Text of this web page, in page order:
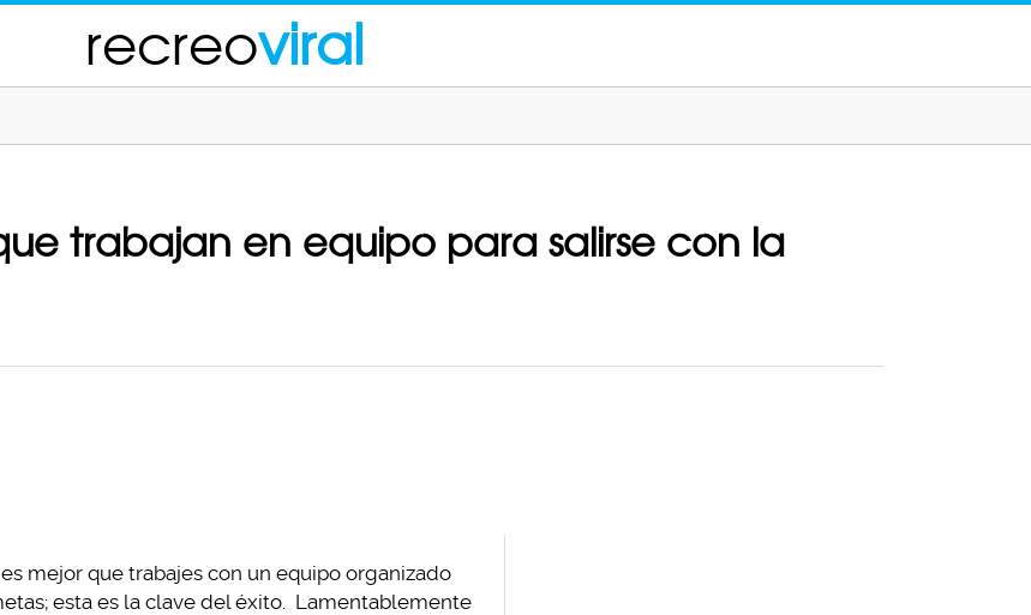
recreoviral
trabajan en equipo para salirse con la
mejor que trabajes con un equipo organizado
esta es la clave del éxito. Lamentablemente